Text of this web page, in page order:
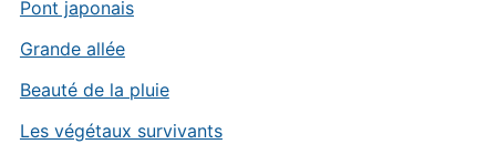
Pont japonais
Grande allée
Beauté de la pluie
Les végétaux survivants